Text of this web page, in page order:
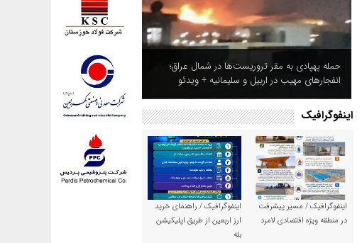
حمله پهپادی به مقر تروریست‌ها در شمال عراق؛
انفجارهای مهیب در اربیل و سلیمانیه + ویدئو
اینفوگرافیک
اینفوگرافیک / مسیر پیشرفت
در منطقه ویژه اقتصادی لامرد
اینفوگرافیک / راهنمای خرید
ارز اربعین از طریق اپلیکیشن
بله